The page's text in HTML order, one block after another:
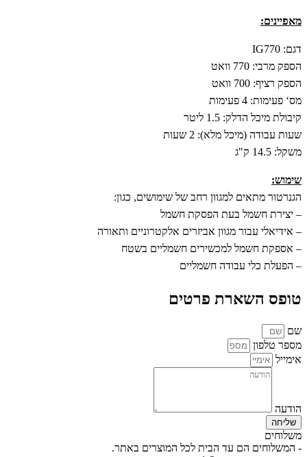
מאפיינים:
דגם: IG770
הספק מרבי: 770 וואט
הספק רציף: 700 וואט
מס‘ פעימות: 4 פעימות
קיבולת מיכל הדלק: 1.5 ליטר
שעות עבודה (מיכל מלא): 2 שעות
משקל: 14.5 ק"ג
שימוש:
הגנרטור מתאים למגוון רחב של שימושים, כגון:
– יצירת חשמל בעת הפסקת חשמל
– אידיאלי עבור מגוון אביזרים אלקטרוניים ותאורה
– אספקת חשמל למכשירים חשמליים בשטח
– הפעלת כלי עבודה חשמליים
טופס השארת פרטים
שם
מספר טלפון
אימייל
הודעה
שליחה
משלוחים
- המשלוחים הם עד הבית לכל המוצרים באתר.